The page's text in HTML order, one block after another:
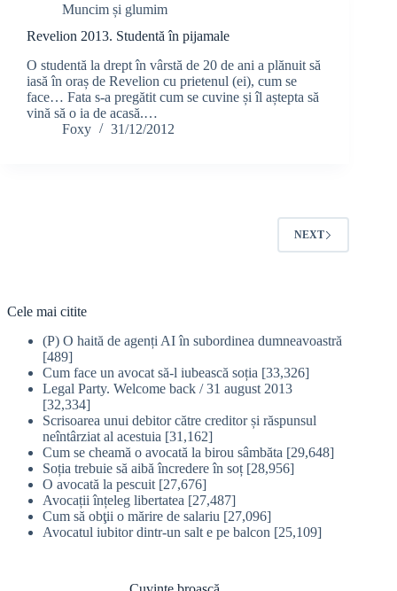
Muncim și glumim
Revelion 2013. Studentă în pijamale
O studentă la drept în vârstă de 20 de ani a plănuit să
iasă în oraș de Revelion cu prietenul (ei), cum se
face… Fata s-a pregătit cum se cuvine și îl aștepta să
vină să o ia de acasă.…
Foxy
31/12/2012
NEXT
Cele mai citite
(P) O haită de agenți AI în subordinea dumneavoastră
[489]
Cum face un avocat să-l iubească soția [33,326]
Legal Party. Welcome back / 31 august 2013
[32,334]
Scrisoarea unui debitor către creditor și răspunsul
neîntârziat al acestuia [31,162]
Cum se cheamă o avocată la birou sâmbăta [29,648]
Soția trebuie să aibă încredere în soț [28,956]
O avocată la pescuit [27,676]
Avocații înțeleg libertatea [27,487]
Cum să obţii o mărire de salariu [27,096]
Avocatul iubitor dintr-un salt e pe balcon [25,109]